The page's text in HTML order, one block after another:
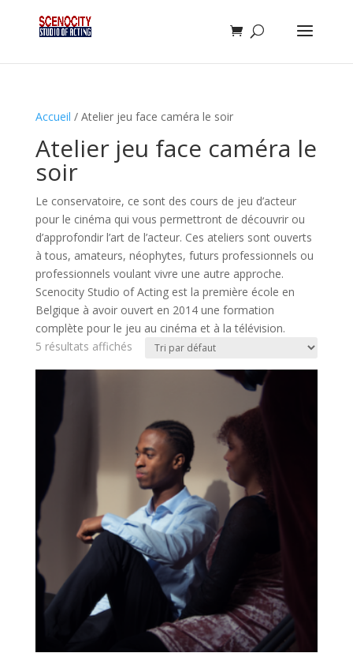
Accueil / Atelier jeu face caméra le soir
Atelier jeu face caméra le
soir
Le conservatoire, ce sont des cours de jeu d’acteur
pour le cinéma qui vous permettront de découvrir ou
d’approfondir l’art de l’acteur. Ces ateliers sont ouverts
à tous, amateurs, néophytes, futurs professionnels ou
professionnels voulant vivre une autre approche.
Scenocity Studio of Acting est la première école en
Belgique à avoir ouvert en 2014 une formation
complète pour le jeu au cinéma et à la télévision.
5 résultats affichés